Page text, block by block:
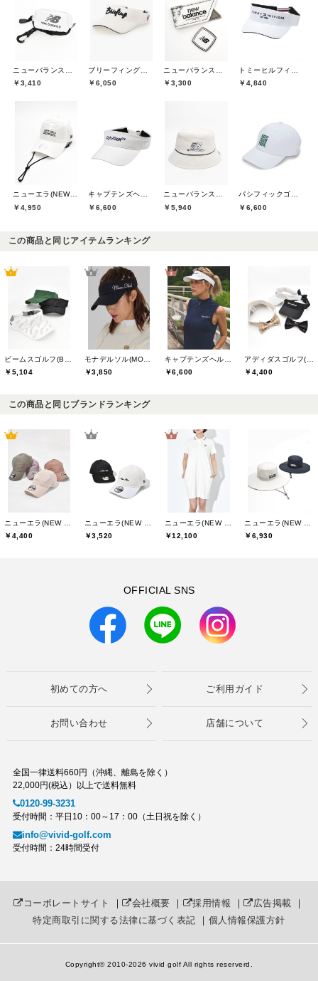
￥3,410
￥6,050
￥3,300
￥4,840
ニューエラ(NEW ERA)
￥4,950
キャプテンズヘルムゴルフ(Captains Helm Golf)
￥6,600
ニューバランスゴルフ(New Balance Golf)
￥5,940
パシフィックゴルフクラブ(Pacific GOLF CLUB)
￥6,600
この商品と同じアイテムランキング
ビームスゴルフ(BEAMS GOLF)
￥5,104
モナデルソル(MONA DELSOL)
￥3,850
キャプテンズヘルムゴルフ(Captains Helm Golf)
￥6,600
アディダスゴルフ(adidas golf)
￥4,400
この商品と同じブランドランキング
￥4,400
￥3,520
￥12,100
￥6,930
OFFICIAL SNS
初めての方へ ご利用ガイド
お問い合わせ 店舗について
全国一律送料660円（沖縄、離島を除く）
22,000円(税込）以上で送料無料
0120-99-3231
受付時間：平日10：00～17：00（土日祝を除く）
info@vivid-golf.com
受付時間：24時間受付
コーポレートサイト ｜ 会社概要 ｜ 採用情報 ｜ 広告掲載 ｜
特定商取引に関する法律に基づく表記 ｜ 個人情報保護方針
Copyright© 2010-2026 vivid golf All rights reserverd.